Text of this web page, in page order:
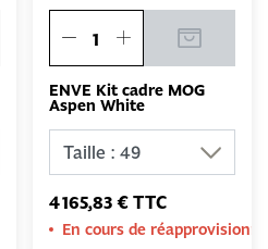
ENVE Kit cadre MOG
Aspen White
4 165,83 € TTC
En cours de